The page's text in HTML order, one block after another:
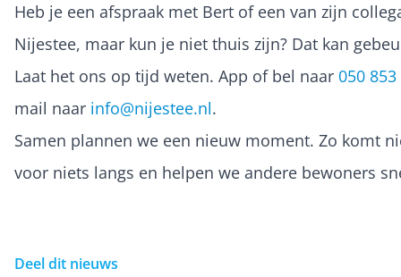
Heb je een afspraak met Bert of een van zijn
Nijestee, maar kun je niet thuis zijn? Dat kan
Laat het ons op tijd weten. App of bel naar 050
mail naar info@nijestee.nl.
Samen plannen we een nieuw moment. Zo komt
voor niets langs en helpen we andere bewoners
Deel dit nieuws